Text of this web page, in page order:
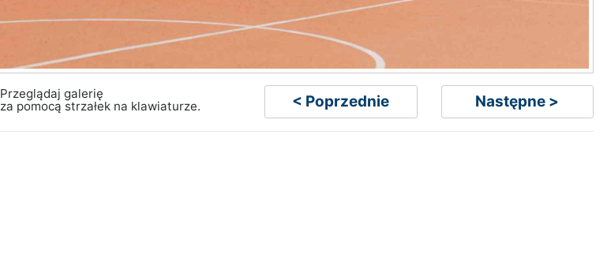
Przeglądaj galerię
za pomocą strzałek na klawiaturze.
< Poprzednie Następne >